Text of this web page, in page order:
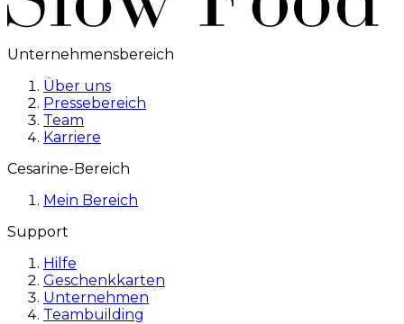
Unternehmensbereich
Über uns
Pressebereich
Team
Karriere
Cesarine-Bereich
Mein Bereich
Support
Hilfe
Geschenkkarten
Unternehmen
Teambuilding